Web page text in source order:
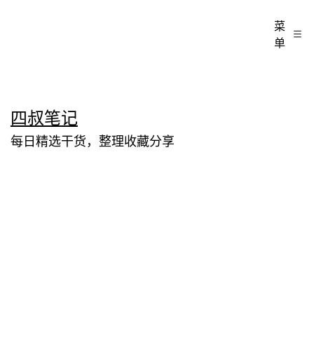
至
内
四叔笔记
每日精选干货，整理收藏分享
菜
单